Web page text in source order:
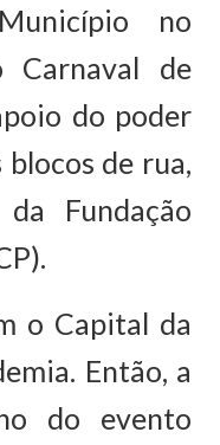
no
de
do poder
de rua,
Fundação
o Capital da
Então, a
do evento